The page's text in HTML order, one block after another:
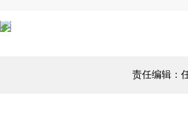
责任编辑：